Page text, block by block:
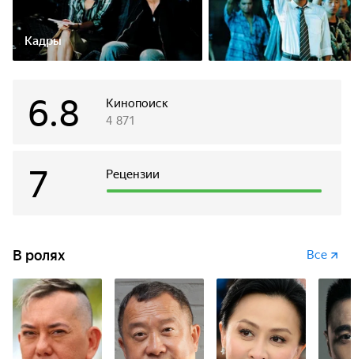
Кадры
Кинопоиск
6.8 4 871
Рецензии
7
В ролях Все